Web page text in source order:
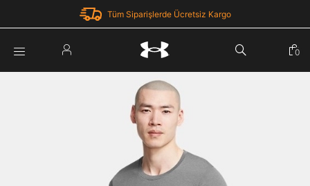
Tüm Siparişlerde Ücretsiz Kargo
0
Parola Yenileme
Parolayı Yenile